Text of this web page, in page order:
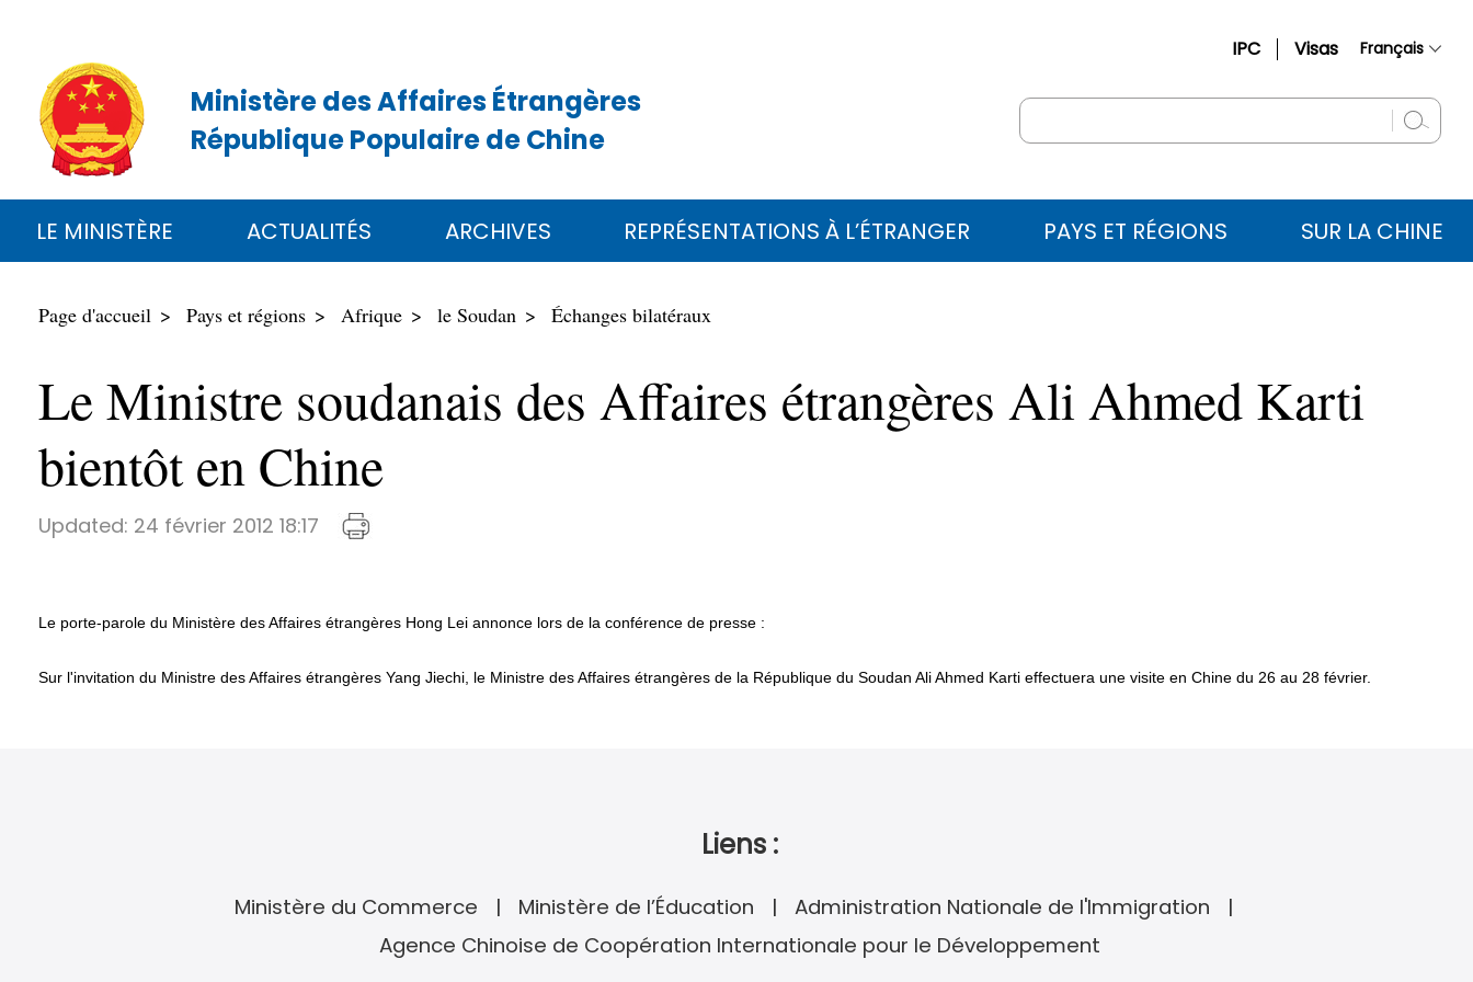
IPC Visas Français
English
عربي
Ministère des Affaires Étrangères
République Populaire de Chine
LE MINISTÈRE ACTUALITÉS ARCHIVES REPRÉSENTATIONS À L’ÉTRANGER PAYS ET RÉGIONS SUR LA CHINE
Page d'accueil Pays et régions Afrique le Soudan Échanges bilatéraux
Le Ministre soudanais des Affaires étrangères Ali Ahmed Karti
bientôt en Chine
Updated: 24 février 2012 18:17
Le porte-parole du Ministère des Affaires étrangères Hong Lei annonce lors de la conférence de presse :
Sur l'invitation du Ministre des Affaires étrangères Yang Jiechi, le Ministre des Affaires étrangères de la République du Soudan Ali Ahmed Karti effectuera une visite en Chine du 26 au 28 février.
Liens :
Ministère du Commerce Ministère de l’Éducation
Administration Nationale de l'Immigration
Agence Chinoise de Coopération Internationale pour le Développement